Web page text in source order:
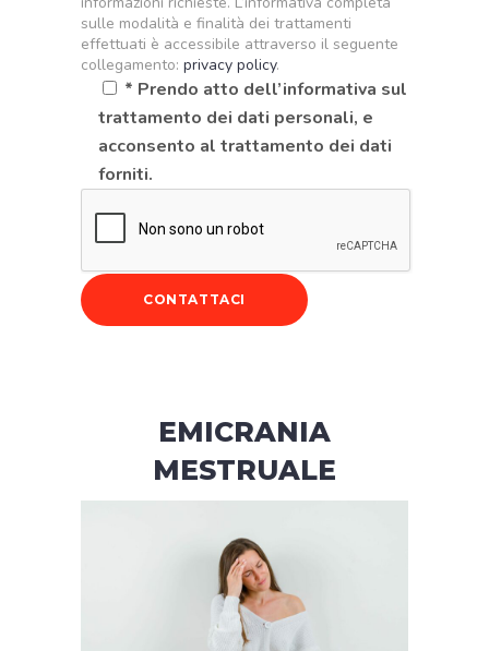
sulle modalità e finalità dei trattamenti
effettuati è accessibile attraverso il seguente
collegamento: privacy policy.
* Prendo atto dell’informativa sul
trattamento dei dati personali, e
acconsento al trattamento dei dati
forniti.
EMICRANIA
MESTRUALE